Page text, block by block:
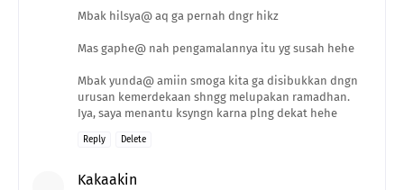
Mbak hilsya@ aq ga pernah dngr hikz
Mas gaphe@ nah pengamalannya itu yg susah hehe
Mbak yunda@ amiin smoga kita ga disibukkan dngn
urusan kemerdekaan shngg melupakan ramadhan.
Iya, saya menantu ksyngn karna plng dekat hehe
Reply Delete
Kakaakin